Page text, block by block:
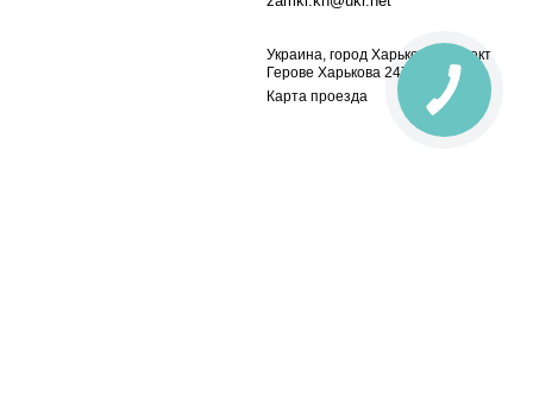
Украина, город Харьков проспект
Герове Харькова 247Б.
Карта проезда